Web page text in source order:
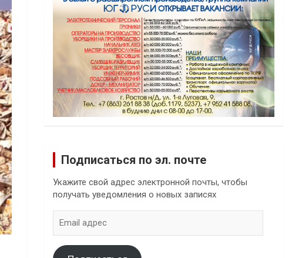
Подписаться по эл. почте
Укажите свой адрес электронной почты, чтобы
получать уведомления о новых записях
адрес